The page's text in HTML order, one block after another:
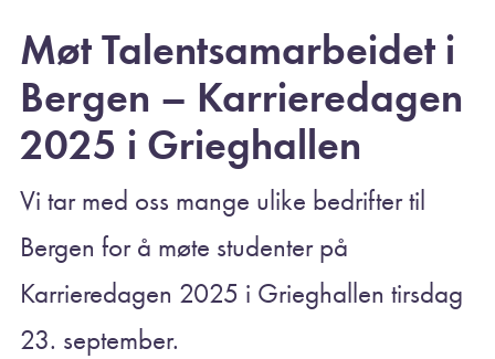
Møt Talentsamarbeidet i
Bergen – Karrieredagen
2025 i Grieghallen
Vi tar med oss mange ulike bedrifter til
Bergen for å møte studenter på
Karrieredagen 2025 i Grieghallen tirsdag
23. september.